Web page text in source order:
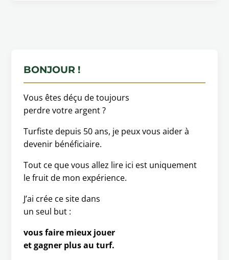
BONJOUR !
Vous êtes déçu de toujours
perdre votre argent ?
Turfiste depuis 50 ans, je peux vous aider à
devenir bénéficiaire.
Tout ce que vous allez lire ici est uniquement
le fruit de mon expérience.
J’ai crée ce site dans
un seul but :
vous faire mieux jouer
et gagner plus au turf.